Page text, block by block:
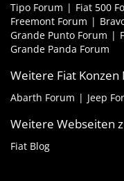
Tipo Forum Fiat 500
Freemont Forum
Grande Punto Forum
Grande Panda Forum
Weitere Fiat
Abarth Forum Jeep
Weitere Webseiten
Fiat Blog